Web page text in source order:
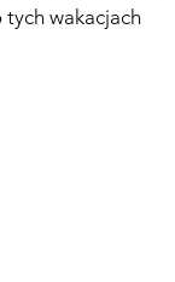
tych wakacjach